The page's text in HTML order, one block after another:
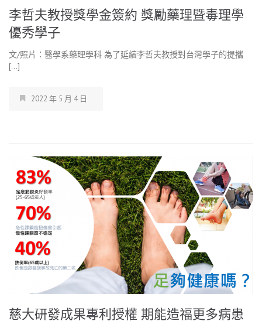
李哲夫教授獎學金簽約 獎勵藥理暨毒理學
優秀學子
文/照片：醫學系藥理學科 為了延續李哲夫教授對台灣學子的提攜
[…]
2022 年 5 月 4 日
慈大研發成果專利授權 期能造福更多病患